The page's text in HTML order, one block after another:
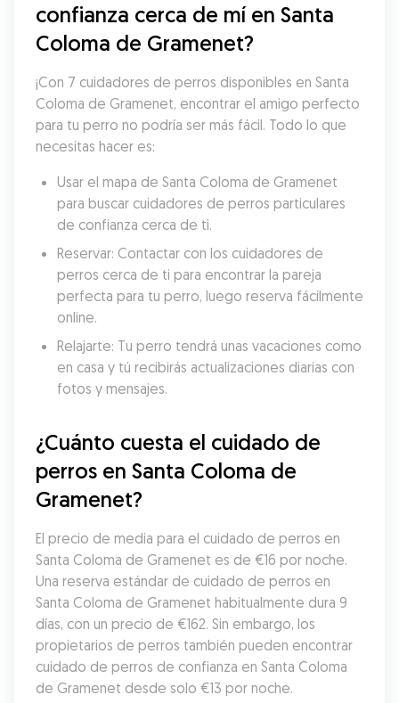
confianza cerca de mí en Santa
Coloma de Gramenet?
¡Con 7 cuidadores de perros disponibles en Santa
Coloma de Gramenet, encontrar el amigo perfecto
para tu perro no podría ser más fácil. Todo lo que
necesitas hacer es:
Usar el mapa de Santa Coloma de Gramenet
para buscar cuidadores de perros particulares
de confianza cerca de ti.
Reservar: Contactar con los cuidadores de
perros cerca de ti para encontrar la pareja
perfecta para tu perro, luego reserva fácilmente
online.
Relajarte: Tu perro tendrá unas vacaciones como
en casa y tú recibirás actualizaciones diarias con
fotos y mensajes.
¿Cuánto cuesta el cuidado de
perros en Santa Coloma de
Gramenet?
El precio de media para el cuidado de perros en
Santa Coloma de Gramenet es de €16 por noche.
Una reserva estándar de cuidado de perros en
Santa Coloma de Gramenet habitualmente dura 9
días, con un precio de €162. Sin embargo, los
propietarios de perros también pueden encontrar
cuidado de perros de confianza en Santa Coloma
de Gramenet desde solo €13 por noche.